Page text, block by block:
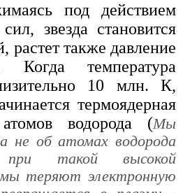
под действием
звезда становится
растет также давление
Когда температура
10 млн. К,
термоядерная
водорода (Мы
не об атомах водорода
такой высокой
теряют электронную